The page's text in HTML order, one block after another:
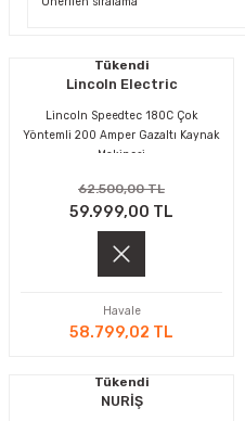
MAKİNELERİ
Tükendi
Lincoln Electric
Lincoln Speedtec 180C Çok
Yöntemli 200 Amper Gazaltı Kaynak
Makinesi
62.500,00 TL
59.999,00 TL
Havale
58.799,02 TL
Tükendi
NURİŞ